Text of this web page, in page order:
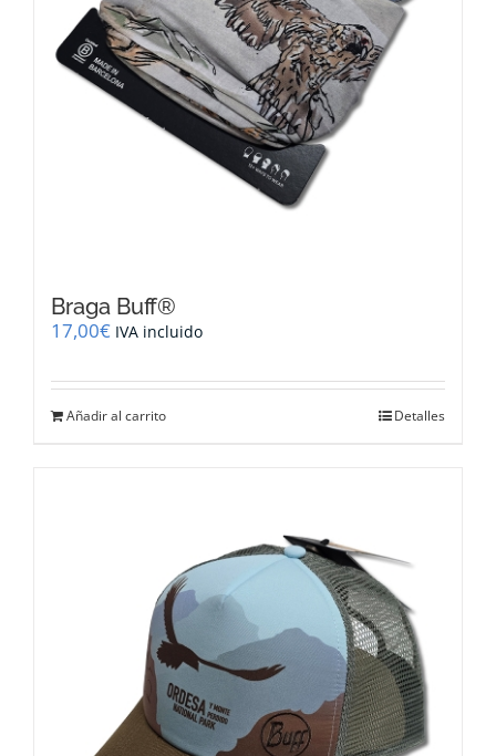
Braga Buff®
17,00€ IVA incluido
Añadir al carrito Detalles